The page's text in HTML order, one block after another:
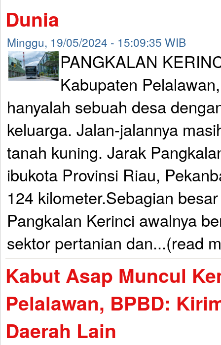
Dunia
Minggu, 19/05/2024 - 15:09:35 WIB
PANGKALAN
Kabupaten
hanyalah sebuah desa
keluarga. Jalan-jalannya
tanah kuning. Jarak
ibukota Provinsi Riau,
124 kilometer.Sebagian
Pangkalan Kerinci awalnya
sektor pertanian dan...(read
Kabut Asap Muncul
Pelalawan, BPBD:
Daerah Lain